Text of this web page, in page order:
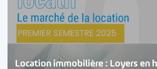
Location immobilière : Loyers en